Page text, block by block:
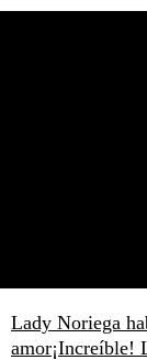
Lady Noriega
amor¡Increíble!